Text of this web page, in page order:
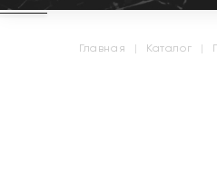
главная | каталог |